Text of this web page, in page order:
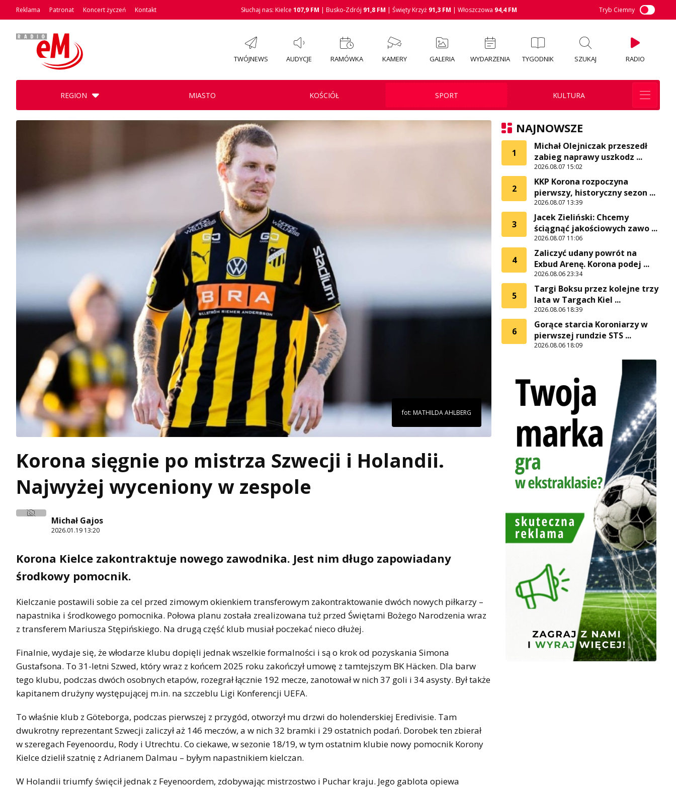
Reklama Patronat Koncert życzeń Kontakt Słuchaj nas: Kielce 107,9 FM | Busko-Zdrój 91,8 FM | Święty Krzyż 91,3 FM | Włoszczowa 94,4 FM Tryb Ciemny
TWÓJNEWS AUDYCJE RAMÓWKA KAMERY GALERIA WYDARZENIA TYGODNIK SZUKAJ RADIO
REGION MIASTO KOŚCIÓŁ SPORT KULTURA
fot: MATHILDA AHLBERG
Korona sięgnie po mistrza Szwecji i Holandii.
Najwyżej wyceniony w zespole
Michał Gajos
2026.01.19 13:20
Korona Kielce zakontraktuje nowego zawodnika. Jest nim długo zapowiadany
środkowy pomocnik.
Kielczanie postawili sobie za cel przed zimowym okienkiem transferowym zakontraktowanie dwóch nowych piłkarzy –
napastnika i środkowego pomocnika. Połowa planu została zrealizowana tuż przed Świętami Bożego Narodzenia wraz
z transferem Mariusza Stępińskiego. Na drugą część klub musiał poczekać nieco dłużej.
Finalnie, wydaje się, że włodarze klubu dopięli jednak wszelkie formalności i są o krok od pozyskania Simona
Gustafsona. To 31-letni Szwed, który wraz z końcem 2025 roku zakończył umowę z tamtejszym BK Häcken. Dla barw
tego klubu, podczas dwóch osobnych etapów, rozegrał łącznie 192 mecze, zanotował w nich 37 goli i 34 asysty. Był także
kapitanem drużyny występującej m.in. na szczeblu Ligi Konferencji UEFA.
To właśnie klub z Göteborga, podczas pierwszej z przygód, otworzył mu drzwi do holenderskiej Eredivisie. Tam
dwukrotny reprezentant Szwecji zaliczył aż 146 meczów, a w nich 32 bramki i 29 ostatnich podań. Dorobek ten zbierał
w szeregach Feyenoordu, Rody i Utrechtu. Co ciekawe, w sezonie 18/19, w tym ostatnim klubie nowy pomocnik Korony
Kielce dzielił szatnię z Adrianem Dalmau – byłym napastnikiem kielczan.
W Holandii triumfy święcił jednak z Feyenoordem, zdobywając mistrzostwo i Puchar kraju. Jego gablota opiewa
NAJNOWSZE
1
Michał Olejniczak przeszedł
zabieg naprawy uszkodz ...
2026.08.07 15:02
2
KKP Korona rozpoczyna
pierwszy, historyczny sezon ...
2026.08.07 13:39
3
Jacek Zieliński: Chcemy
ściągnąć jakościowych zawo ...
2026.08.07 11:06
4
Zaliczyć udany powrót na
Exbud Arenę. Korona podej ...
2026.08.06 23:34
5
Targi Boksu przez kolejne trzy
lata w Targach Kiel ...
2026.08.06 18:39
6
Gorące starcia Koroniarzy w
pierwszej rundzie STS ...
2026.08.06 18:09